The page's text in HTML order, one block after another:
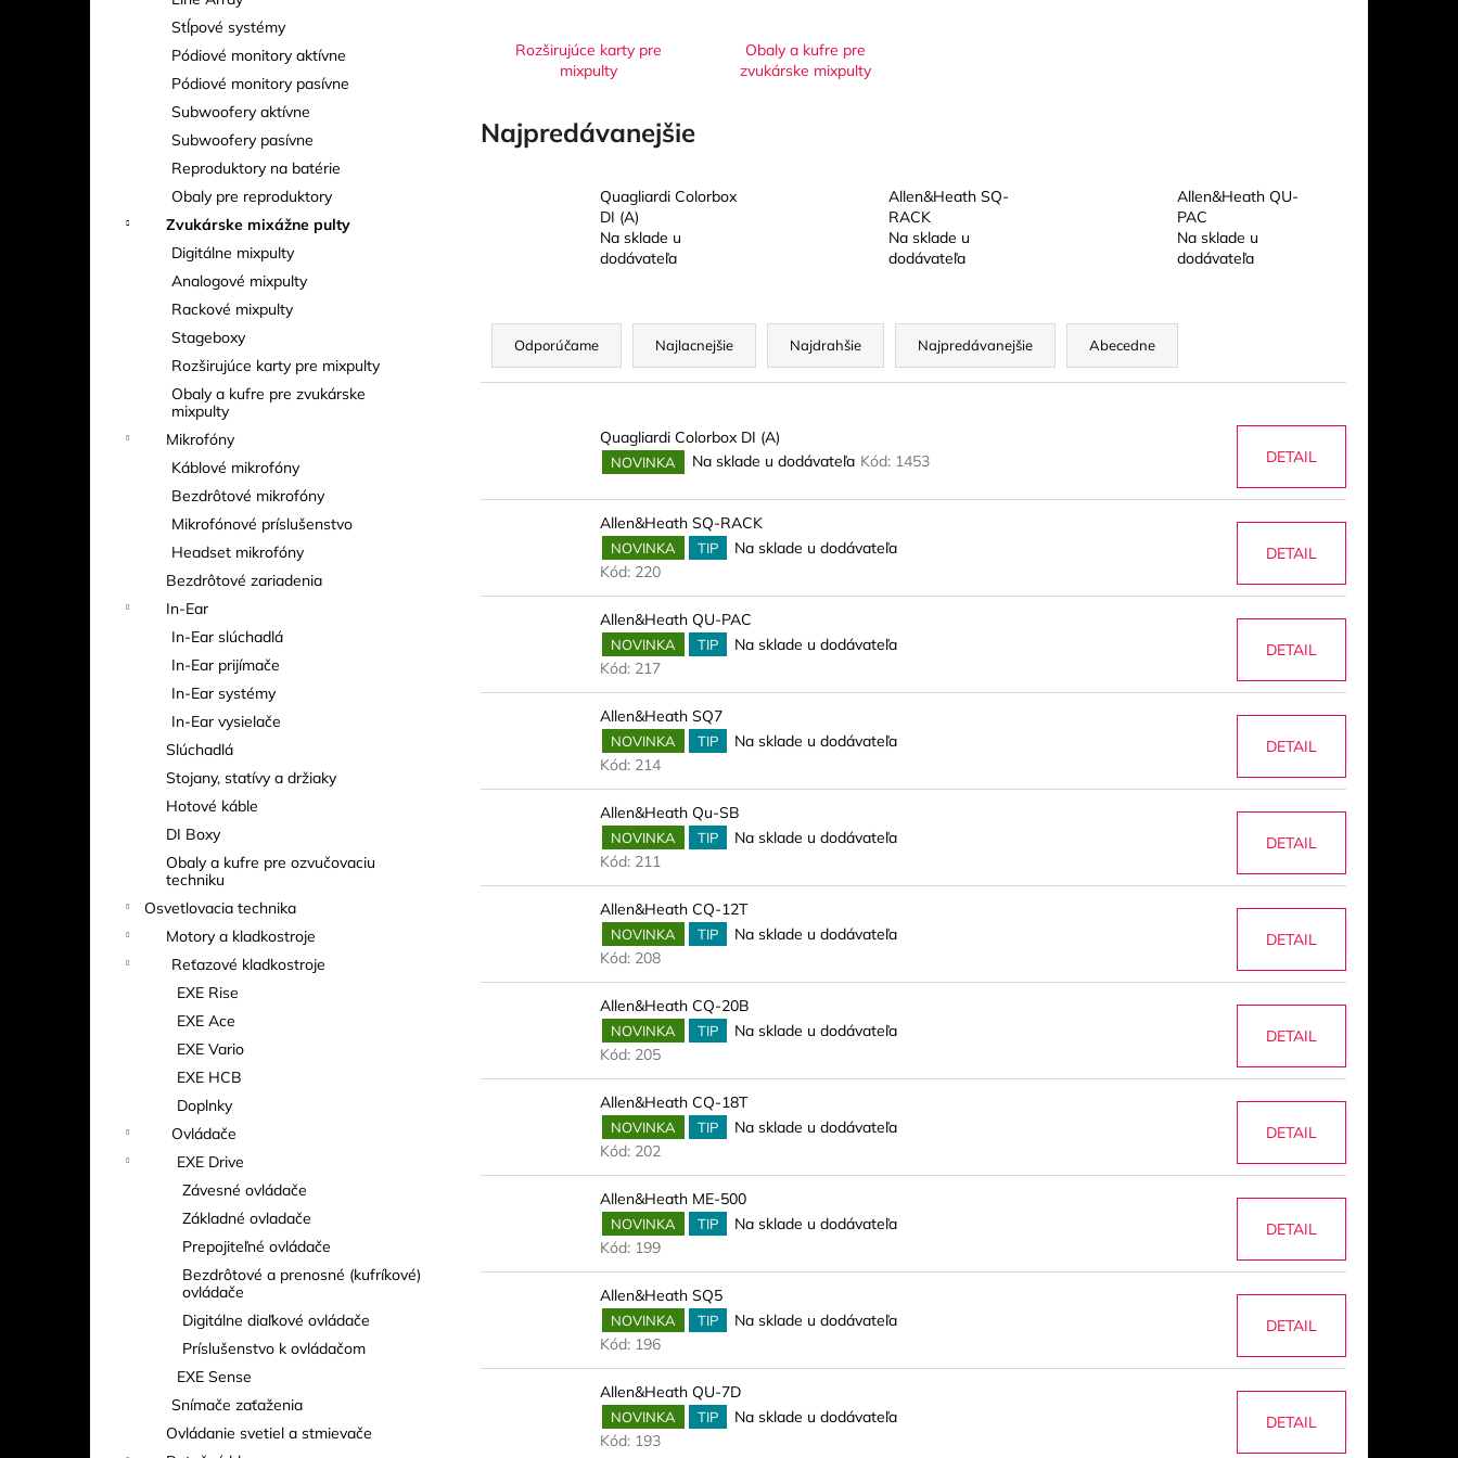
Stĺpové systémy
Pódiové monitory aktívne
Pódiové monitory pasívne
Subwoofery aktívne
Subwoofery pasívne
Reproduktory na batérie
Obaly pre reproduktory
Zvukárske mixážne pulty
Digitálne mixpulty
Analogové mixpulty
Rackové mixpulty
Stageboxy
Rozširujúce karty pre mixpulty
Obaly a kufre pre zvukárske
mixpulty
Mikrofóny
Káblové mikrofóny
Bezdrôtové mikrofóny
Mikrofónové príslušenstvo
Headset mikrofóny
Bezdrôtové zariadenia
In-Ear
In-Ear slúchadlá
In-Ear prijímače
In-Ear systémy
In-Ear vysielače
Slúchadlá
Stojany, statívy a držiaky
Hotové káble
DI Boxy
Obaly a kufre pre ozvučovaciu
techniku
Osvetlovacia technika
Motory a kladkostroje
Reťazové kladkostroje
EXE Rise
EXE Ace
EXE Vario
EXE HCB
Doplnky
Ovládače
EXE Drive
Závesné ovládače
Základné ovladače
Prepojiteľné ovládače
Bezdrôtové a prenosné (kufríkové)
ovládače
Digitálne diaľkové ovládače
Príslušenstvo k ovládačom
EXE Sense
Snímače zaťaženia
Ovládanie svetiel a stmievače
Rozširujúce karty pre
mixpulty
Obaly a kufre pre
zvukárske mixpulty
Najpredávanejšie
Quagliardi Colorbox
DI (A)
Na sklade u
dodávateľa
Allen&Heath SQ-
RACK
Na sklade u
dodávateľa
Allen&Heath QU-
PAC
Na sklade u
dodávateľa
R
d
e
d
t
Odporúčame Najlacnejšie Najdrahšie Najpredávanejšie Abecedne
i
k
v
Quagliardi Colorbox DI (A)
NOVINKA Na sklade u dodávateľa Kód: 1453 DETAIL
Allen&Heath SQ-RACK
NOVINKA TIP
Na sklade u dodávateľa
Kód: 220
DETAIL
Allen&Heath QU-PAC
NOVINKA TIP
Na sklade u dodávateľa
Kód: 217
DETAIL
Allen&Heath SQ7
NOVINKA TIP
Na sklade u dodávateľa
Kód: 214
DETAIL
Allen&Heath Qu-SB
NOVINKA TIP
Na sklade u dodávateľa
Kód: 211
DETAIL
Allen&Heath CQ-12T
NOVINKA TIP
Na sklade u dodávateľa
Kód: 208
DETAIL
Allen&Heath CQ-20B
NOVINKA TIP
Na sklade u dodávateľa
Kód: 205
DETAIL
Allen&Heath CQ-18T
NOVINKA TIP
Na sklade u dodávateľa
Kód: 202
DETAIL
Allen&Heath ME-500
NOVINKA TIP
Na sklade u dodávateľa
Kód: 199
DETAIL
Allen&Heath SQ5
NOVINKA TIP
Na sklade u dodávateľa
Kód: 196
DETAIL
Allen&Heath QU-7D
NOVINKA TIP
Na sklade u dodávateľa
Kód: 193
DETAIL
EXE RISE D8+ 500 KG – ELEKTRICKÝ
REŤAZOVÝ KLADKOSTROJ (MEDIUM
MIKROFÓN